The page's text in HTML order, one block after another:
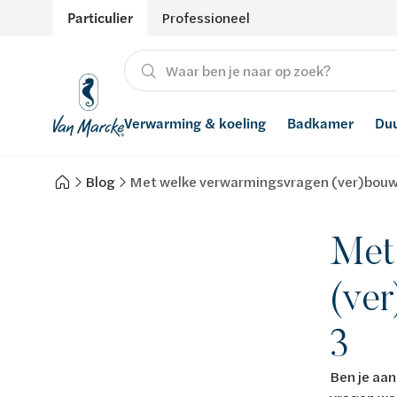
Particulier Professioneel
Verwarming & koeling
Verwarming
Badkamer
Producten
Hernieuwbare energie
Waterontharders
Blog Met welke verwarmingsvragen
3
Ben je